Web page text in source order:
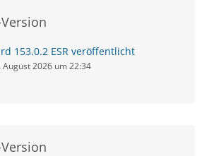
153.0.2 ESR veröffentlicht
August 2026 um 22:34